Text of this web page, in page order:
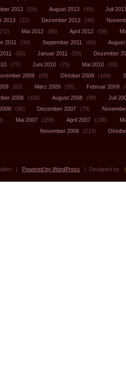
2013 (54) August 2013 (40)
Juli
2013 (22) Dezember 2012 (48)
(72) Mai 2012 (86) April 2012 (58)
2011 (34) September 2011 (69)
August
(56) Januar 2011 (59)
Dezember
(77) Juni 2010 (75) Mai 2010
(83)
2009 (89) Oktober 2009 (104)
(83) März 2009 (93) Februar 2009
2008 (116) August 2008 (98)
Juli
(86) Dezember 2007 (79)
Mai 2007 (159) April 2007 (136)
November 2006
(213)
| Powered by WordPress | Designed by